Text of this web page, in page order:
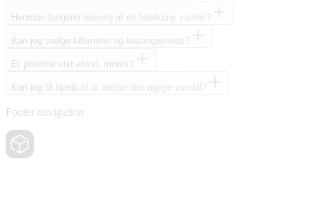
Hvordan fungerer leasing af en fabriksny varebil?
Kan jeg vælge kilometer og leasingperiode?
Er priserne vist ekskl. moms?
Kan jeg få hjælp til at vælge den rigtige varebil?
Footer navigation